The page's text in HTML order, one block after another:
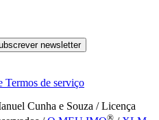
newsletter
Termos de serviço
Cunha e Souza / Licença
®